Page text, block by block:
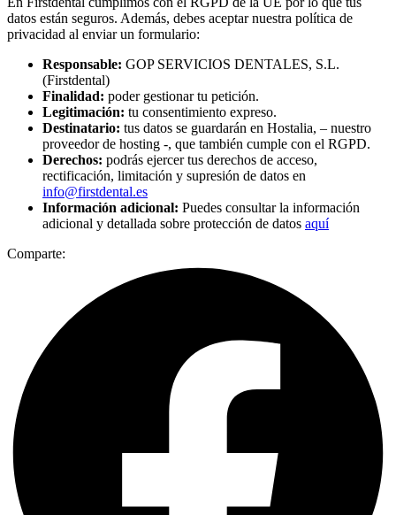
datos están seguros. Además, debes aceptar nuestra política de
privacidad al enviar un formulario:
Responsable: GOP SERVICIOS DENTALES, S.L.
(Firstdental)
Finalidad: poder gestionar tu petición.
Legitimación: tu consentimiento expreso.
Destinatario: tus datos se guardarán en Hostalia, – nuestro
proveedor de hosting -, que también cumple con el RGPD.
Derechos: podrás ejercer tus derechos de acceso,
rectificación, limitación y supresión de datos en
info@firstdental.es
Información adicional: Puedes consultar la información
adicional y detallada sobre protección de datos aquí
Comparte: